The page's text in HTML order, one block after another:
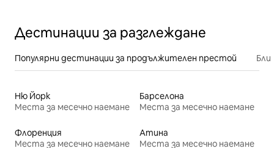
Дестинации за разглеждане
Популярни дестинации за продължителен престой
Ню Йорк
Места за месечно наемане
Барселона
Места за месечно наемане
Флоренция
Места за месечно наемане
Атина
Места за месечно наемане